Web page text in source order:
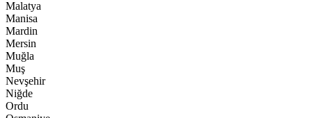
Malatya
Manisa
Mardin
Mersin
Muğla
Muş
Nevşehir
Niğde
Ordu